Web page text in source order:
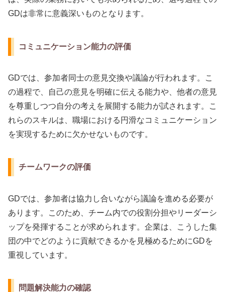
GDは非常に意義深いものとなります。
コミュニケーション能力の評価
GDでは、参加者同士の意見交換や議論が行われます。こ
の過程で、自己の意見を明確に伝える能力や、他者の意見
を尊重しつつ自分の考えを展開する能力が試されます。こ
れらのスキルは、職場における円滑なコミュニケーション
を実現するために欠かせないものです。
チームワークの評価
GDでは、参加者は協力し合いながら議論を進める必要が
あります。このため、チーム内での役割分担やリーダーシ
ップを発揮することが求められます。企業は、こうした集
団の中でどのように貢献できるかを見極めるためにGDを
重視しています。
問題解決能力の確認